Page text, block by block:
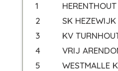
1
2
SK
3
KV
4
VRIJ
5
WESTMALLE